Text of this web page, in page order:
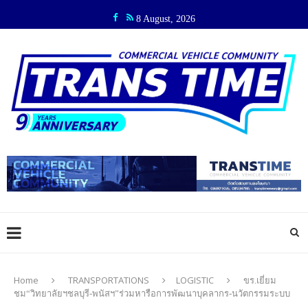
8 August, 2026
Home TRANSPORTATIONS LOGISTIC
ขร.เยี่ยม
ชม“วิทยาลัยฯชลบุรี-พนัสฯ”ร่วมหารือการพัฒนาบุคลากร-นวัตกรรมระบบ